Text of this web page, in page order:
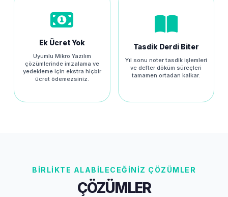
Ek Ücret Yok
Uyumlu Mikro Yazılım
çözümlerinde imzalama ve
yedekleme için ekstra hiçbir
ücret ödemezsiniz.
Tasdik Derdi Biter
Yıl sonu noter tasdik işlemleri
ve defter döküm süreçleri
tamamen ortadan kalkar.
BİRLİKTE ALABİLECEĞİNİZ ÇÖZÜMLER
ÇÖZÜMLER